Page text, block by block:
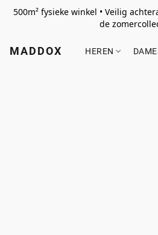
500m² fysieke winkel • Veilig
de
MADDOX HEREN